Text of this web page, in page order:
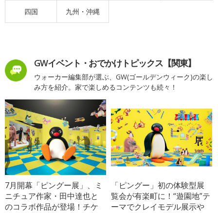
四国 九州・沖縄
GWイベント・おでかけトピックス【関東】
ウォーカー編集部が選ぶ、GW(ゴールデンウィーク)の楽し
み方を紹介。家で楽しめるコンテンツも続々！
7月開幕「ピングー展」、ミ
ニチュア作家・田中達也と
のコラボ作品が登場！チケ
「ピングー」初の体験型展
覧会が有楽町に！“遊園地”テ
ーマでクレイモデル展示や